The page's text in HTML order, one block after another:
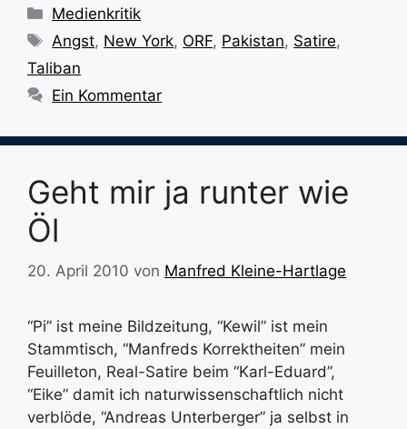
Kategorien
Medienkritik
Schlagwörter
Angst, New York, ORF, Pakistan, Satire,
Taliban
Ein Kommentar
Geht mir ja runter wie
Öl
20. April 2010 von Manfred Kleine-Hartlage
“Pi” ist meine Bildzeitung, “Kewil” ist mein
Stammtisch, “Manfreds Korrektheiten” mein
Feuilleton, Real-Satire beim “Karl-Eduard”,
“Eike” damit ich naturwissenschaftlich nicht
verblöde, “Andreas Unterberger” ja selbst in